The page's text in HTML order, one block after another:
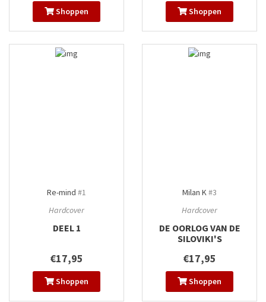
Shoppen Shoppen
Re-mind #1
Hardcover
DEEL 1
€17,95
Shoppen
Milan K#3
Hardcover
DE OORLOG VAN DE
SILOVIKI'S
€17,95
Shoppen